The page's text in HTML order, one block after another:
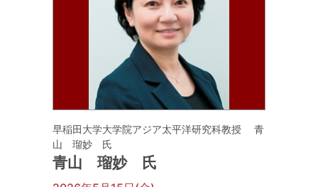
早稲田大学大学院アジア太平洋研究科教授 青
山 瑠妙 氏
青山 瑠妙 氏